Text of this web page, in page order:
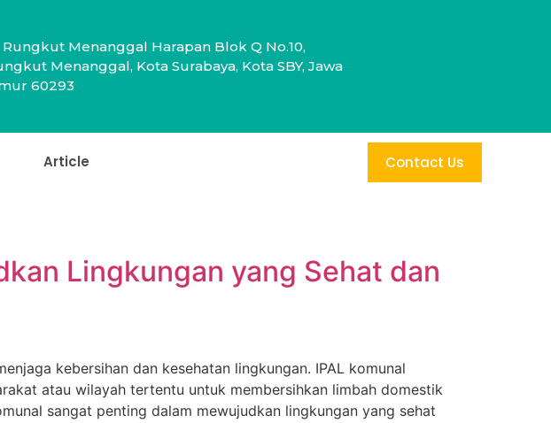
Rungkut Menanggal Harapan Blok Q No.10,
Menanggal, Kota Surabaya, Kota SBY, Jawa
60293
Article Contact Us
Lingkungan yang Sehat dan
kebersihan dan kesehatan lingkungan. IPAL komunal
atau wilayah tertentu untuk membersihkan limbah domestik
sangat penting dalam mewujudkan lingkungan yang sehat